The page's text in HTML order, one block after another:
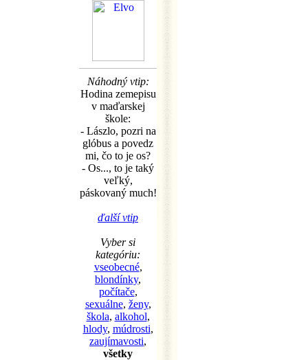
Náhodný vtip:
Hodina zemepisu
v maďarskej
škole:
- Lászlo, pozri na
glóbus a povedz
mi, čo to je os?
- Os..., to je taký
veľký,
páskovaný much!
ďalší vtip
Vyber si
kategóriu:
vseobecné,
blondínky,
počítače,
sexuálne, ženy,
škola, alkohol,
hlody, múdrosti,
zaujímavosti,
všetky